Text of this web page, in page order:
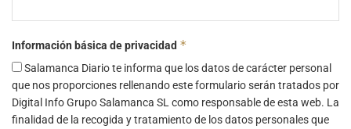
Información básica de privacidad *
Salamanca Diario te informa que los datos de carácter personal
que nos proporciones rellenando este formulario serán tratados por
Digital Info Grupo Salamanca SL como responsable de esta web. La
finalidad de la recogida y tratamiento de los datos personales que